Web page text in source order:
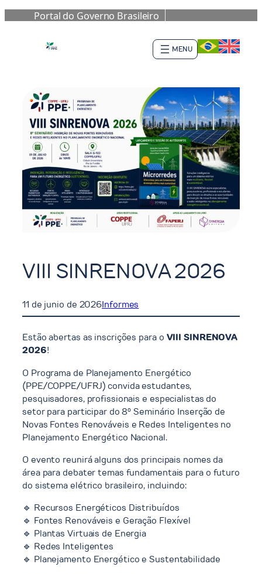
Portal do Governo Brasileiro
al
contenido
VIII SINRENOVA 2026
11 de junio de 2026Informes
Estão abertas as inscrições para o VIII SINRENOVA
2026!
O Programa de Planejamento Energético
(PPE/COPPE/UFRJ) convida estudantes,
pesquisadores, profissionais e especialistas do
setor para participar do 8º Seminário Inserção de
Novas Fontes Renováveis e Redes Inteligentes no
Planejamento Energético Nacional.
O evento reunirá alguns dos principais nomes da
área para debater temas fundamentais para o futuro
do sistema elétrico brasileiro, incluindo:
🔹 Recursos Energéticos Distribuídos
🔹 Fontes Renováveis e Geração Flexível
🔹 Plantas Virtuais de Energia
🔹 Redes Inteligentes
🔹 Planejamento Energético e Sustentabilidade